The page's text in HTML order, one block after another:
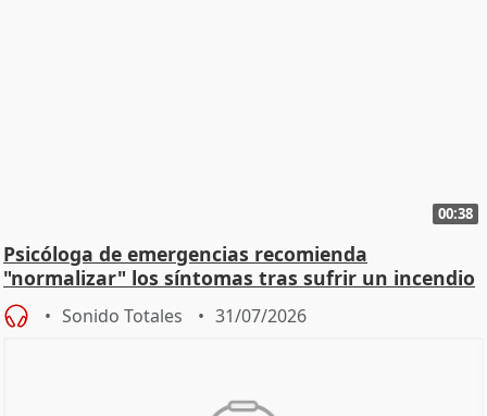
00:38
Psicóloga de emergencias recomienda
"normalizar" los síntomas tras sufrir un incendio
Sonido Totales 31/07/2026